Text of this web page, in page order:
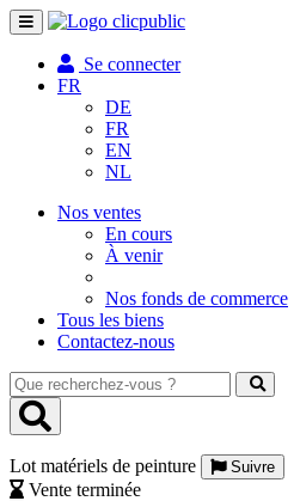
Toggle
navigation
Se connecter
FR
DE
FR
EN
NL
Nos ventes
En cours
À venir
Nos fonds de commerce
Tous les biens
Contactez-nous
Que
recherchez-
vous
Lot matériels de peinture
Suivre
Vente terminée